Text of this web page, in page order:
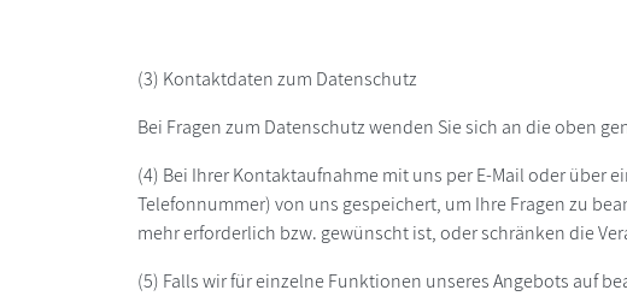
(3) Kontaktdaten zum Datenschutz
Bei Fragen zum Datenschutz wenden Sie sich an die oben
(4) Bei Ihrer Kontaktaufnahme mit uns per E-Mail oder über
Telefonnummer) von uns gespeichert, um Ihre Fragen zu
mehr erforderlich bzw. gewünscht ist, oder schränken die
(5) Falls wir für einzelne Funktionen unseres Angebots auf